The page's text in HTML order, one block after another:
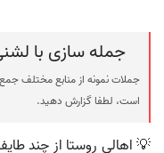
جمله سازی با
جملات نمونه از منابع مختلف
است، لطفا گزارش دهید.
💡 اهالی روستا از چند